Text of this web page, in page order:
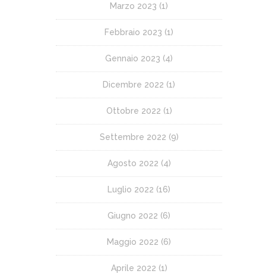
Marzo 2023 (1)
Febbraio 2023 (1)
Gennaio 2023 (4)
Dicembre 2022 (1)
Ottobre 2022 (1)
Settembre 2022 (9)
Agosto 2022 (4)
Luglio 2022 (16)
Giugno 2022 (6)
Maggio 2022 (6)
Aprile 2022 (1)